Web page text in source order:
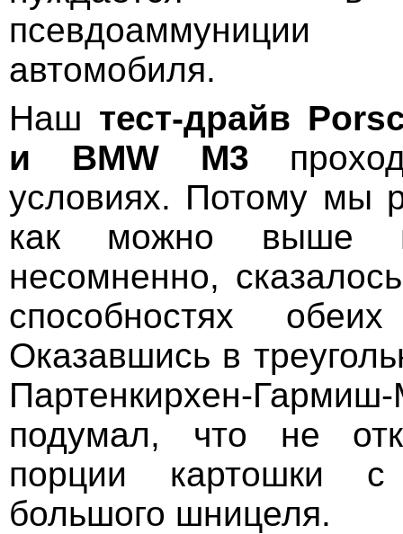
автомобиля.
Наш тест-драйв
и
BMW M3
условиях. Потому мы
как можно выше
несомненно,
способностях
Оказавшись в
Партенкирхен-
подумал, что не
порции картошки
большого шницеля.